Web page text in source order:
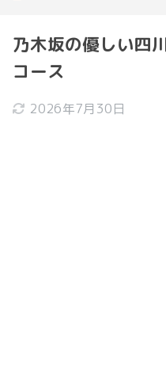
乃木坂の優しい四
コース
2026年7月30日